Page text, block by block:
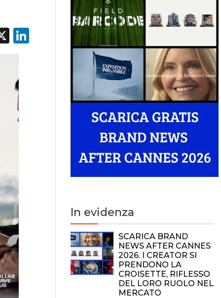
X LinkedIn
In evidenza
SCARICA BRAND
NEWS AFTER CANNES
2026. I CREATOR SI
PRENDONO LA
CROISETTE, RIFLESSO
DEL LORO RUOLO NEL
MERCATO